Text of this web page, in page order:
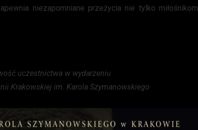
niezapomniane przeżycia nie tylko miłośnikom
uczestnictwa w wydarzeniu
Krakowskiej im. Karola Szymanowskiego